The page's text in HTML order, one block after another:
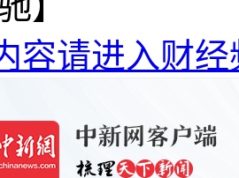
容请进入财经